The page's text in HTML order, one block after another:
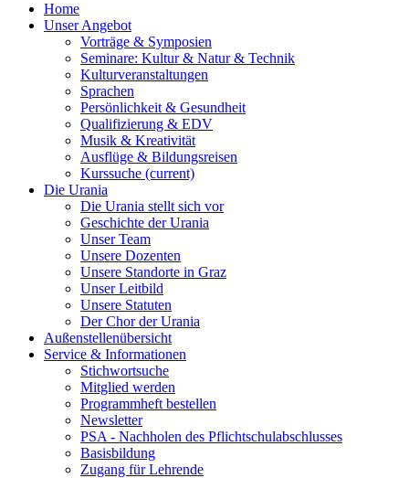
Home
Unser Angebot
Vorträge & Symposien
Seminare: Kultur & Natur & Technik
Kulturveranstaltungen
Sprachen
Persönlichkeit & Gesundheit
Qualifizierung & EDV
Musik & Kreativität
Ausflüge & Bildungsreisen
Kurssuche (current)
Die Urania
Die Urania stellt sich vor
Geschichte der Urania
Unser Team
Unsere Dozenten
Unsere Standorte in Graz
Unser Leitbild
Unsere Statuten
Der Chor der Urania
Außenstellenübersicht
Service & Informationen
Stichwortsuche
Mitglied werden
Programmheft bestellen
Newsletter
PSA - Nachholen des Pflichtschulabschlusses
Basisbildung
Zugang für Lehrende